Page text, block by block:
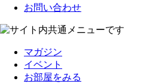
お問い合わせ
マガジン
イベント
お部屋をみる